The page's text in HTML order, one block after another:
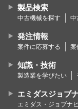
製品検索
中古機械を探す 中
発注情報
案件に応募する 案
知識・技術
製造業を学びたい
エミダスジョブ
エミダス・ジョブナ